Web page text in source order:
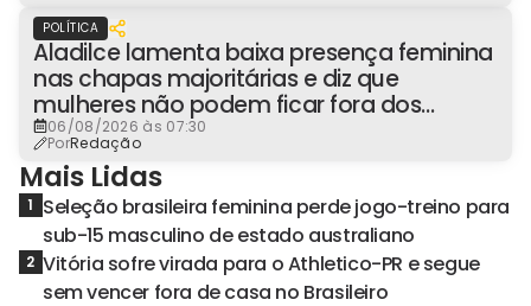
POLÍTICA
Aladilce lamenta baixa presença feminina
nas chapas majoritárias e diz que
mulheres não podem ficar fora dos
espaços de poder
06/08/2026 às 07:30
PorRedação
Mais Lidas
1 Seleção brasileira feminina perde jogo-treino para
sub-15 masculino de estado australiano
2 Vitória sofre virada para o Athletico-PR e segue
sem vencer fora de casa no Brasileiro